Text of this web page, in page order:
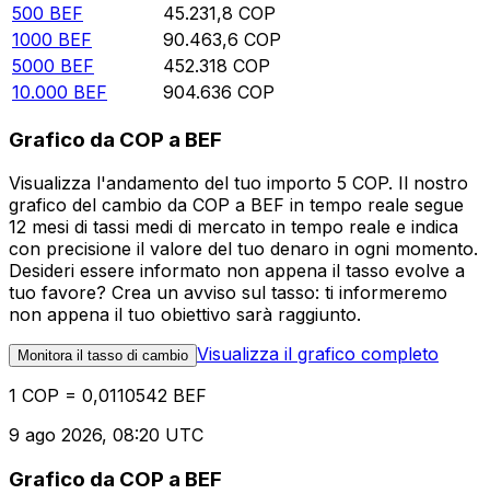
500 BEF 45.231,8 COP
1000 BEF 90.463,6 COP
5000 BEF 452.318 COP
10.000 BEF 904.636 COP
Grafico da COP a BEF
Visualizza l'andamento del tuo importo 5 COP. Il nostro
grafico del cambio da COP a BEF in tempo reale segue
12 mesi di tassi medi di mercato in tempo reale e indica
con precisione il valore del tuo denaro in ogni momento.
Desideri essere informato non appena il tasso evolve a
tuo favore? Crea un avviso sul tasso: ti informeremo
non appena il tuo obiettivo sarà raggiunto.
Monitora il tasso di cambio Visualizza il grafico completo
1 COP = 0,0110542 BEF
9 ago 2026, 08:20 UTC
Grafico da COP a BEF